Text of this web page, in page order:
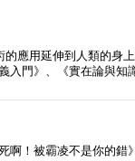
應用延伸到人類的身
門》、《實在論與知
！被霸凌不是你的